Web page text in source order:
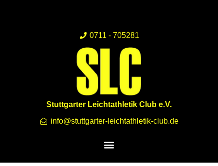
0711 - 705281
Stuttgarter Leichtathletik Club e.V.
info@stuttgarter-leichtathletik-club.de